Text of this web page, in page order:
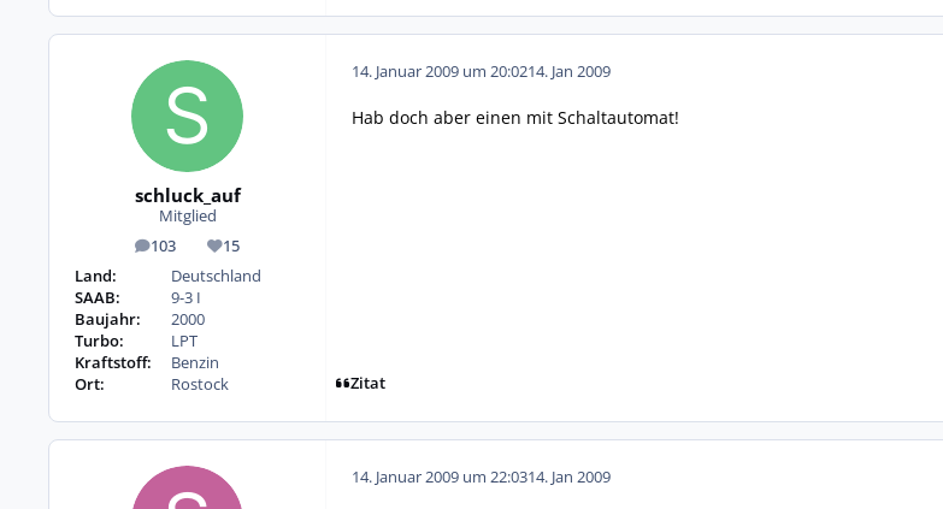
schluck_auf
Mitglied
103
Beiträge 15
Reputation
Land:
Deutschland
SAAB:
9-3 I
Baujahr:
2000
Turbo:
LPT
Kraftstoff:
Benzin
Ort:
Rostock
14. Januar 2009 um 20:0214. Jan 2009
Hab doch aber einen mit Schaltautomat!
Zitat
14. Januar 2009 um 22:0314. Jan 2009